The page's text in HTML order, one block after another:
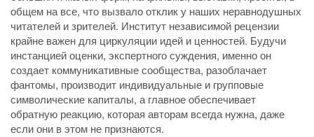
общем на все, что вызвало отклик у наших неравнодушных
читателей и зрителей. Институт независимой рецензии
крайне важен для циркуляции идей и ценностей. Будучи
инстанцией оценки, экспертного суждения, именно он
создает коммуникативные сообщества, разоблачает
фантомы, производит индивидуальные и групповые
символические капиталы, а главное обеспечивает
обратную реакцию, которая авторам всегда нужна, даже
если они в этом не признаются.